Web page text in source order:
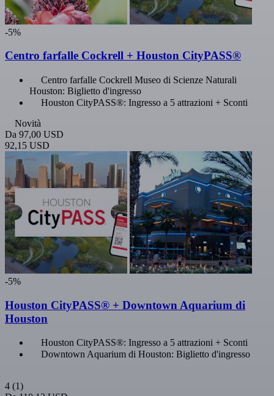
-5%
Centro farfalle Cockrell + Houston CityPASS®
Centro farfalle Cockrell Museo di Scienze Naturali
Houston: Biglietto d'ingresso
Houston CityPASS®: Ingresso a 5 attrazioni + Sconti
Novità
Da 97,00 USD
92,15 USD
-5%
Houston CityPASS® + Downtown Aquarium di
Houston
Houston CityPASS®: Ingresso a 5 attrazioni + Sconti
Downtown Aquarium di Houston: Biglietto d'ingresso
4 (1)